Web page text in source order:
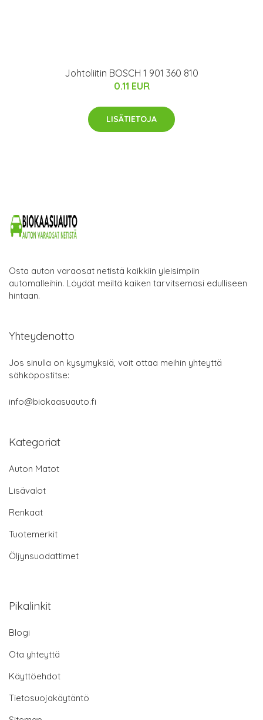
Johtoliitin BOSCH 1 901 360 810
0.11 EUR
LISÄTIETOJA
Osta auton varaosat netistä kaikkiin yleisimpiin
automalleihin. Löydät meiltä kaiken tarvitsemasi edulliseen
hintaan.
Yhteydenotto
Jos sinulla on kysymyksiä, voit ottaa meihin yhteyttä
sähköpostitse:
info@biokaasuauto.fi
Kategoriat
Auton Matot
Lisävalot
Renkaat
Tuotemerkit
Öljynsuodattimet
Pikalinkit
Blogi
Ota yhteyttä
Käyttöehdot
Tietosuojakäytäntö